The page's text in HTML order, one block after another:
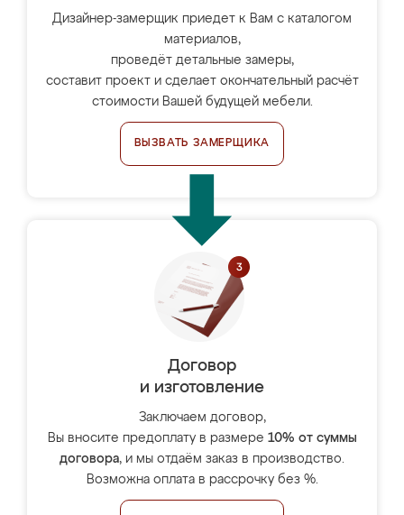
Дизайнер-замерщик приедет к Вам с каталогом
материалов,
проведёт детальные замеры,
составит проект и сделает окончательный расчёт
стоимости Вашей будущей мебели.
ВЫЗВАТЬ ЗАМЕРЩИКА
Договор
и изготовление
Заключаем договор,
Вы вносите предоплату в размере 10% от суммы
договора, и мы отдаём заказ в производство.
Возможна оплата в рассрочку без %.